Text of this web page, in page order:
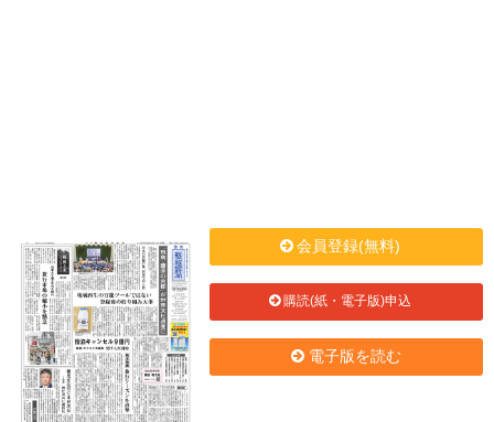
会員登録(無料)
購読(紙・電子版)申込
電子版を読む